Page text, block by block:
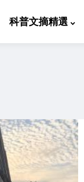
科普文摘精選